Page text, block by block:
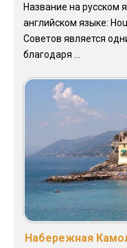
Название на русском
английском языке:
Советов является
благодаря ...
Набережная